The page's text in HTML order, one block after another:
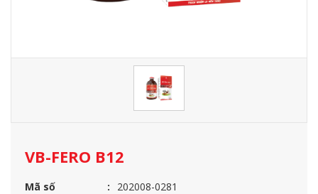
VB-FERO B12
Mã số
202008-0281